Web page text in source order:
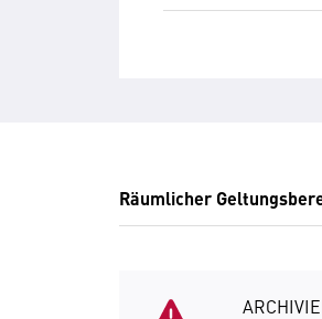
Räumlicher